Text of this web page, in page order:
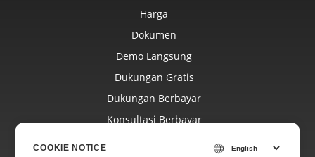
Harga
Dokumen
Demo Langsung
Dukungan Gratis
Dukungan Berbayar
Konsultasi Berbayar
COOKIE NOTICE